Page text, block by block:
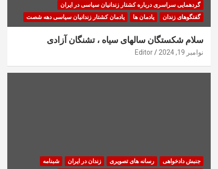
گردهمایی سراسری درباره کشتار زندانیان سیاسی در ایران
گفتگوهای زندان
یادمان ها یادمان کشتار زندانیان سیاسی دهه شصت
سلام شکستگان سالهای سیاه ، تشنگان آزادی
نوامبر 19, 2024 Editor
جنبش دادخواهی رسانه های تصویری زندان در ایران
شبنامه